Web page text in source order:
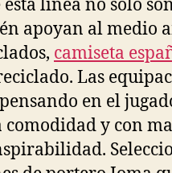
línea no solo
apoyan al medio
camiseta
Las
en el
y con